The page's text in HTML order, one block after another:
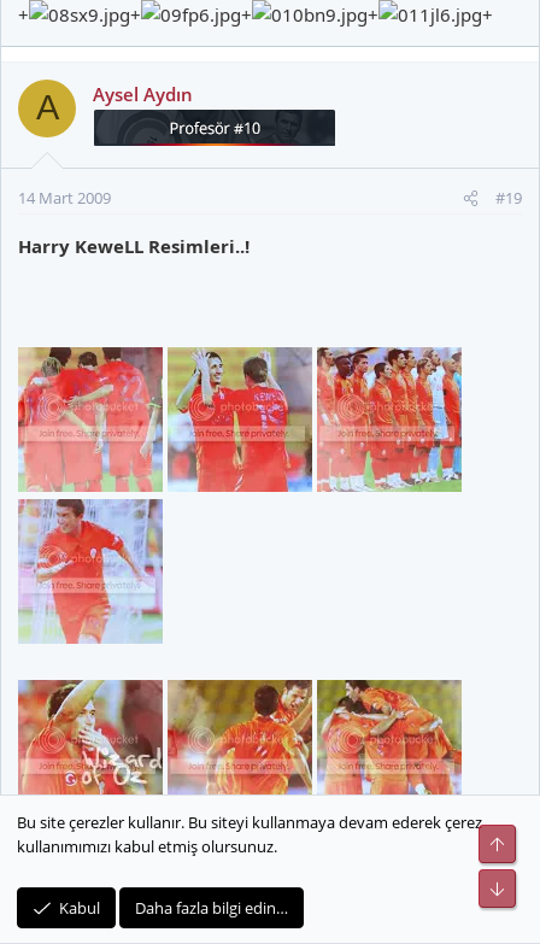
+ + + + +
A Aysel Aydın
14 Mart 2009 #19
Harry KeweLL Resimleri..!
Bu site çerezler kullanır. Bu siteyi kullanmaya devam ederek çerez
kullanımımızı kabul etmiş olursunuz.
Kabul Daha fazla bilgi edin…